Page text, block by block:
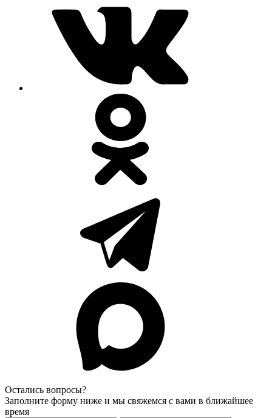
Остались вопросы?
Заполните форму ниже и мы свяжемся с вами в ближайшее
время